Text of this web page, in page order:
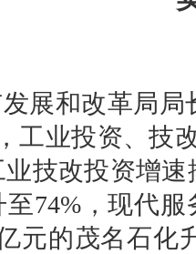
和改革局局
工业投资、技
技改投资增
74%，现代
元的茂名石化